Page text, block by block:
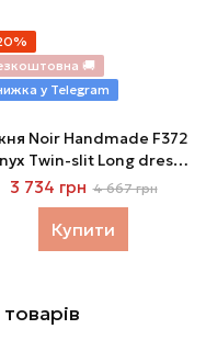
🚚
у Telegram
Noir Handmade F372
Twin-slit Long dress
M
3 734 грн 4 667 грн
Купити